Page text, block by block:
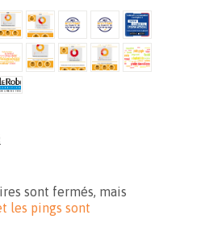
sont fermés, mais
les pings sont